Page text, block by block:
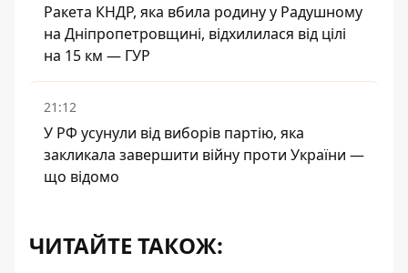
Ракета КНДР, яка вбила родину у Радушному
на Дніпропетровщині, відхилилася від цілі
на 15 км — ГУР
21:12
У РФ усунули від виборів партію, яка
закликала завершити війну проти України —
що відомо
ЧИТАЙТЕ ТАКОЖ: